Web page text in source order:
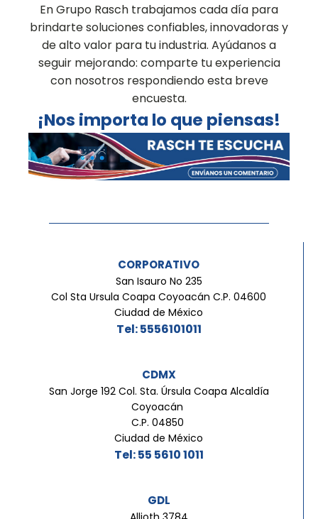
En Grupo Rasch trabajamos cada día para
brindarte soluciones confiables, innovadoras y
de alto valor para tu industria. Ayúdanos a
seguir mejorando: comparte tu experiencia
con nosotros respondiendo esta breve
encuesta.
¡Nos importa lo que piensas!
CORPORATIVO
San Isauro No 235
Col Sta Ursula Coapa Coyoacán C.P. 04600
Ciudad de México
Tel: 5556101011
CDMX
San Jorge 192 Col. Sta. Úrsula Coapa Alcaldía
Coyoacán
C.P. 04850
Ciudad de México
Tel: 55 5610 1011
GDL